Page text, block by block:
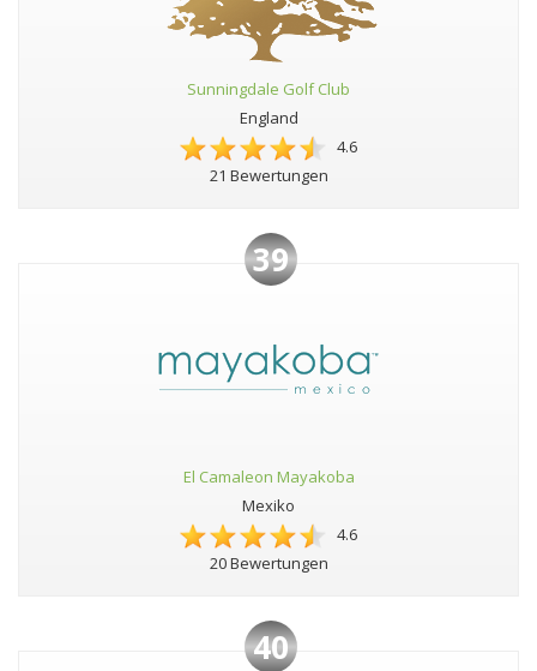
Sunningdale Golf Club
England
4.6
21 Bewertungen
39
El Camaleon Mayakoba
Mexiko
4.6
20 Bewertungen
40